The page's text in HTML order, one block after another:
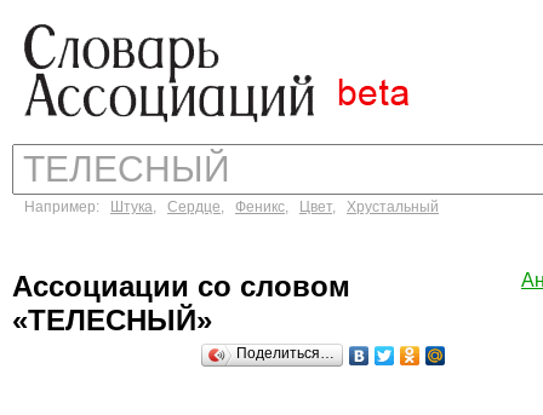
Например: Штука, Сердце, Феникс, Цвет, Хрустальный
Ассоциации со словом
«ТЕЛЕСНЫЙ»
Поделиться…